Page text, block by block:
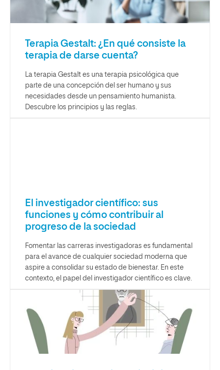
Terapia Gestalt: ¿En qué consiste la
terapia de darse cuenta?
La terapia Gestalt es una terapia psicológica que
parte de una concepción del ser humano y sus
necesidades desde un pensamiento humanista.
Descubre los principios y las reglas.
El investigador científico: sus
funciones y cómo contribuir al
progreso de la sociedad
Fomentar las carreras investigadoras es fundamental
para el avance de cualquier sociedad moderna que
aspire a consolidar su estado de bienestar. En este
contexto, el papel del investigador científico es clave.